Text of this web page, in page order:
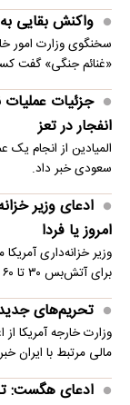
واکنش بقایی
سخنگوی وزارت امور
«غنائم جنگی» گفت
جزئیات
انفجار در تعز
المیادین از انجام
سعودی خبر داد.
ادعای وزیر
امروز یا فردا
وزیر خزانه‌داری
برای آتش‌بس ۳۰ تا ۶۰ روزه حاصل شود و با…
تحریم‌های جدید
وزارت خارجه آمریکا
مالی مرتبط با ایران
ادعای هگست: